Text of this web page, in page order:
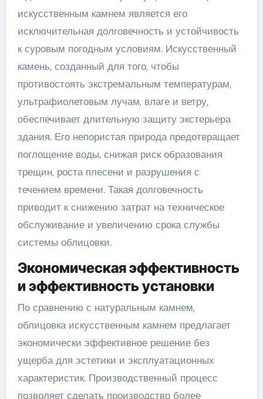
искусственным камнем является его
исключительная долговечность и устойчивость
к суровым погодным условиям. Искусственный
камень, созданный для того, чтобы
противостоять экстремальным температурам,
ультрафиолетовым лучам, влаге и ветру,
обеспечивает длительную защиту экстерьера
здания. Его непористая природа предотвращает
поглощение воды, снижая риск образования
трещин, роста плесени и разрушения с
течением времени. Такая долговечность
приводит к снижению затрат на техническое
обслуживание и увеличению срока службы
системы облицовки.
Экономическая эффективность
и эффективность установки
По сравнению с натуральным камнем,
облицовка искусственным камнем предлагает
экономически эффективное решение без
ущерба для эстетики и эксплуатационных
характеристик. Производственный процесс
позволяет сделать производство более